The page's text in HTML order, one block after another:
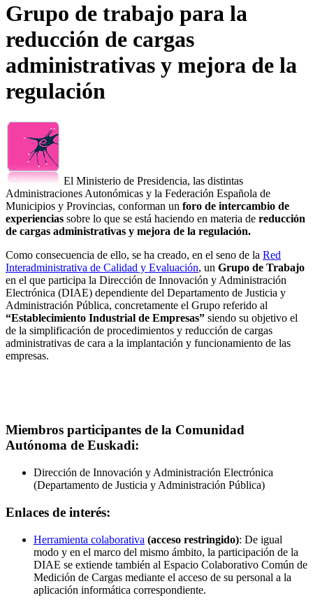
Grupo de trabajo para la
reducción de cargas
administrativas y mejora de la
regulación
El Ministerio de Presidencia, las distintas
Administraciones Autonómicas y la Federación Española de
Municipios y Provincias, conforman un foro de intercambio de
experiencias sobre lo que se está haciendo en materia de reducción
de cargas administrativas y mejora de la regulación.
Como consecuencia de ello, se ha creado, en el seno de la Red
Interadministrativa de Calidad y Evaluación, un Grupo de Trabajo
en el que participa la Dirección de Innovación y Administración
Electrónica (DIAE) dependiente del Departamento de Justicia y
Administración Pública, concretamente el Grupo referido al
“Establecimiento Industrial de Empresas” siendo su objetivo el
de la simplificación de procedimientos y reducción de cargas
administrativas de cara a la implantación y funcionamiento de las
empresas.
Miembros participantes de la Comunidad
Autónoma de Euskadi:
Dirección de Innovación y Administración Electrónica
(Departamento de Justicia y Administración Pública)
Enlaces de interés:
Herramienta colaborativa (acceso restringido): De igual
modo y en el marco del mismo ámbito, la participación de la
DIAE se extiende también al Espacio Colaborativo Común de
Medición de Cargas mediante el acceso de su personal a la
aplicación informática correspondiente.